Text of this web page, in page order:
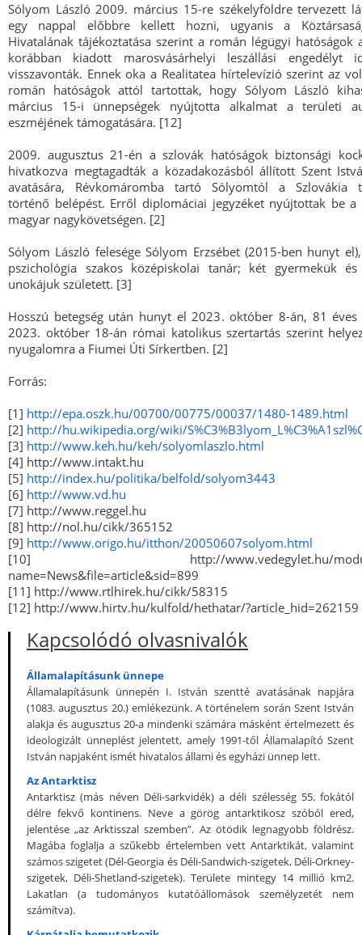
Sólyom László 2009. március 15-re székelyföldre tervezett
egy nappal előbbre kellett hozni, ugyanis a
Hivatalának tájékoztatása szerint a román légügyi hatóságok
korábban kiadott marosvásárhelyi leszállási engedélyt
visszavonták. Ennek oka a Realitatea hírtelevízió szerint az
román hatóságok attól tartottak, hogy Sólyom László
március 15-i ünnepségek nyújtotta alkalmat a területi
eszméjének támogatására. [12]
2009. augusztus 21-én a szlovák hatóságok biztonsági
hivatkozva megtagadták a közadakozásból állított Szent
avatására, Révkomáromba tartó Sólyomtól a Szlovákia
történő belépést. Erről diplomáciai jegyzéket nyújtottak be a
magyar nagykövetségen. [2]
Sólyom László felesége Sólyom Erzsébet (2015-ben hunyt
pszichológia szakos középiskolai tanár; két gyermekük és
unokájuk született. [3]
Hosszú betegség után hunyt el 2023. október 8-án, 81 éves
2023. október 18-án római katolikus szertartás szerint
nyugalomra a Fiumei Úti Sírkertben. [2]
Forrás:
[1] http://epa.oszk.hu/00700/00775/00037/1480-1489.html
[2] http://hu.wikipedia.org/wiki/
[3] http://www.keh.hu/keh/solyomlaszlo.html
[4] http://www.intakt.hu
[5] http://index.hu/politika/belfold/solyom3443
[6] http://www.vd.hu
[7] http://www.reggel.hu
[8] http://nol.hu/cikk/365152
[9] http://www.origo.hu/itthon/20050607solyom.html
[10] http://www.vedegylet.hu/
name=News&file=article&sid=899
[11] http://www.rtlhirek.hu/cikk/58315
[12] http://www.hirtv.hu/kulfold/hethatar/?article_hid=262159
Kapcsolódó olvasnivalók
Államalapításunk ünnepe
Államalapításunk ünnepén I. István szentté avatásának napjára
(1083. augusztus 20.) emlékezünk. A történelem során Szent István
alakja és augusztus 20-a mindenki számára másként értelmezett és
ideologizált ünneplést jelentett, amely 1991-től Államalapító Szent
István napjaként ismét hivatalos állami és egyházi ünnep lett.
Az Antarktisz
Antarktisz (más néven Déli-sarkvidék) a déli szélesség 55. fokától
délre fekvő kontinens. Neve a görög antarktikosz szóból ered,
jelentése „az Arktisszal szemben”. Az ötödik legnagyobb földrész.
Magába foglalja a szűkebb értelemben vett Antarktikát, valamint
számos szigetet (Dél-Georgia és Déli-Sandwich-szigetek, Déli-Orkney-
szigetek, Déli-Shetland-szigetek). Területe mintegy 14 millió km2.
Lakatlan (a tudományos kutatóállomások személyzetét nem
számítva).